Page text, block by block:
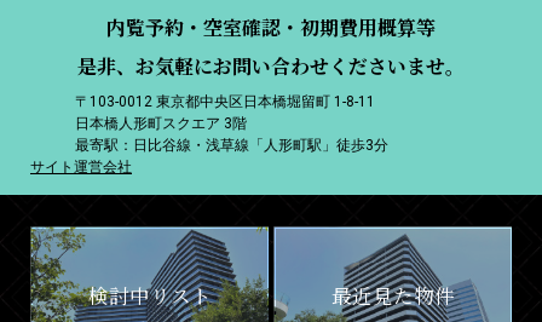
内覧予約・空室確認・初期費用概算等
是非、お気軽にお問い合わせくださいませ。
〒103-0012 東京都中央区日本橋堀留町 1-8-11
日本橋人形町スクエア 3階
最寄駅：日比谷線・浅草線「人形町駅」徒歩3分
サイト運営会社
検討中リスト 最近見た物件